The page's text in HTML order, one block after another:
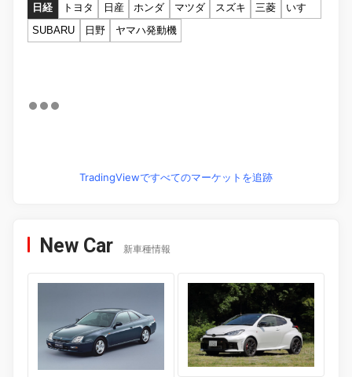
日経 トヨタ 日産 ホンダ マツダ スズキ 三菱
いすゞ
SUBARU
日野 ヤマハ発動機
TradingViewですべてのマーケットを追跡
New Car 新車種情報